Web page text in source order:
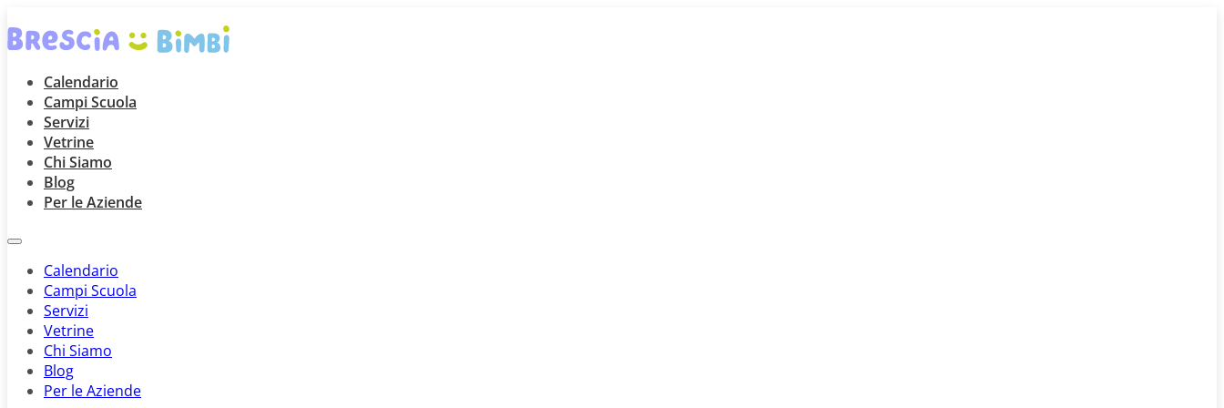
Calendario
Campi Scuola
Servizi
Vetrine
Chi Siamo
Blog
Per le Aziende
Calendario
Campi Scuola
Servizi
Vetrine
Chi Siamo
Blog
Per le Aziende